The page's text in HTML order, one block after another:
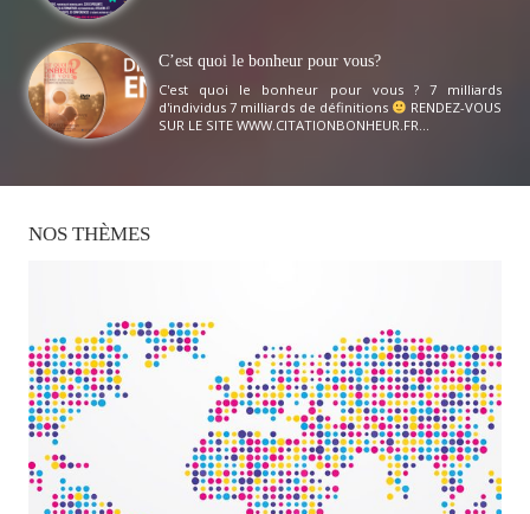
C’est quoi le bonheur pour vous?
C'est quoi le bonheur pour vous ? 7 milliards
d'individus 7 milliards de définitions
RENDEZ-VOUS
SUR LE SITE WWW.CITATIONBONHEUR.FR...
NOS THÈMES